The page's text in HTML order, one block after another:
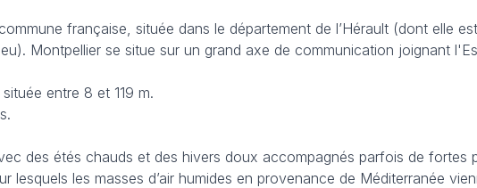
française, située dans le département de l’Hérault (dont elle
Montpellier se situe sur un grand axe de communication joignant
entre 8 et 119 m.
des étés chauds et des hivers doux accompagnés parfois de fortes
les masses d’air humides en provenance de Méditerranée